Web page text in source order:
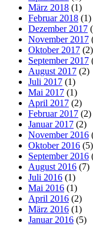
März 2018 (1)
Februar 2018 (1)
Dezember 2017
November 2017
Oktober 2017 (2)
September 2017
August 2017 (2)
Juli 2017 (1)
Mai 2017 (1)
April 2017 (2)
Februar 2017 (2)
Januar 2017 (2)
November 2016
Oktober 2016 (5)
September 2016
August 2016 (7)
Juli 2016 (1)
Mai 2016 (1)
April 2016 (2)
März 2016 (1)
Januar 2016 (5)